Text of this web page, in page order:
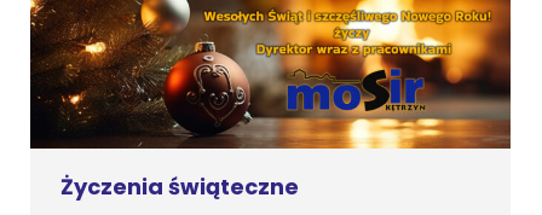
Życzenia świąteczne